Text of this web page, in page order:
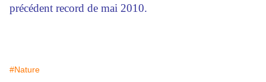
précédent record de mai 2010.
#Nature